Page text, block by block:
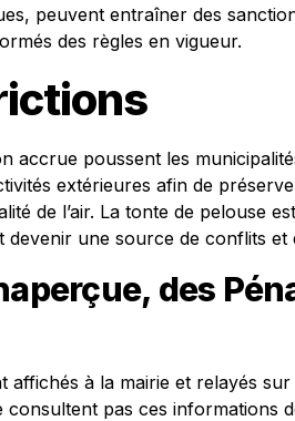
peuvent entraîner des
des règles en vigueur.
accrue poussent les
extérieures afin de
de l’air. La tonte de pelouse
une source de conflits et
des
à la mairie et relayés sur
pas ces informations